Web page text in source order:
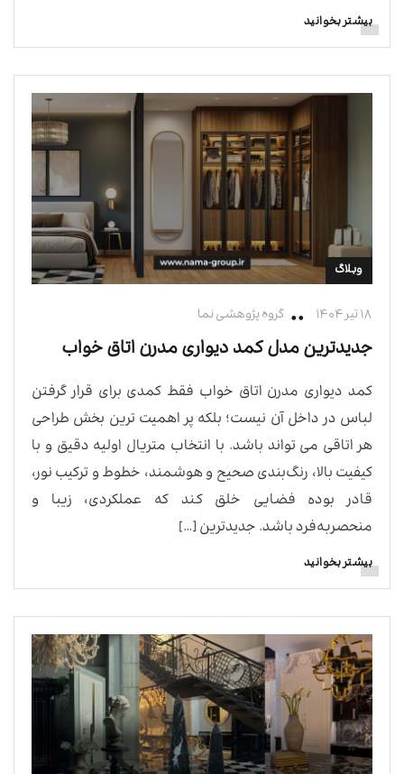
بیشتر بخوانید
وبلاگ
۱۸ تیر ۱۴۰۴ گروه پژوهشی نما
جدیدترین مدل کمد دیواری مدرن اتاق خواب
کمد دیواری مدرن اتاق خواب فقط کمدی برای قرار گرفتن
لباس در داخل آن نیست؛ بلکه پر اهمیت ترین بخش طراحی
هر اتاقی می تواند باشد. با انتخاب متریال اولیه دقیق و با
کیفیت بالا، رنگ‌بندی صحیح و هوشمند، خطوط و ترکیب نور،
قادر بوده فضایی خلق کند که عملکردی، زیبا و
منحصر‌به‌فرد باشد. جدیدترین […]
بیشتر بخوانید